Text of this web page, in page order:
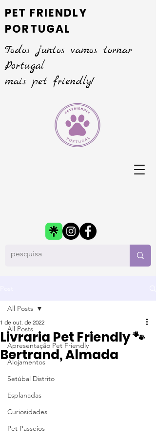
PET FRIENDLY
PORTUGAL
Todos juntos vamos tornar
Portugal
mais pet friendly!
All Posts
Apresentação Pet Friendly
Alojamentos
Setúbal Distrito
Esplanadas
Curiosidades
Pet Passeios
All Posts
Livraria Pet Friendly 🐾
Bertrand, Almada
1 de out. de 2022